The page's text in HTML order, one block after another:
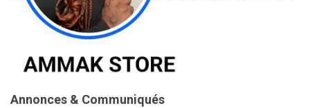
Annonces & Communiqués